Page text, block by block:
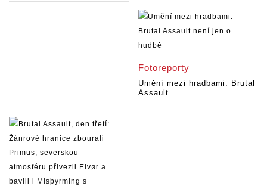
Fotoreporty
Umění mezi hradbami: Brutal
Assault...